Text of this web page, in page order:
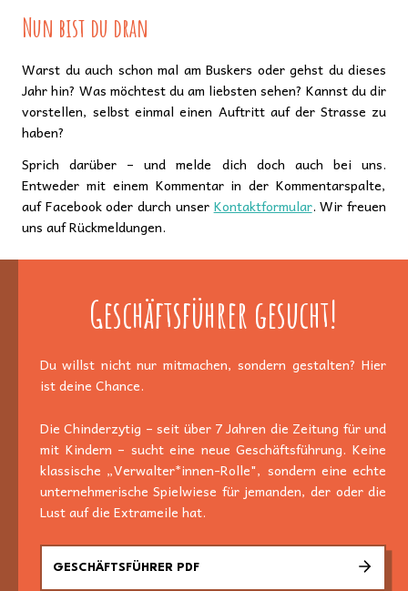
Nun bist du dran
Warst du auch schon mal am Buskers oder gehst du dieses
Jahr hin? Was möchtest du am liebsten sehen? Kannst du dir
vorstellen, selbst einmal einen Auftritt auf der Strasse zu
haben?
Sprich darüber – und melde dich doch auch bei uns.
Entweder mit einem Kommentar in der Kommentarspalte,
auf Facebook oder durch unser Kontaktformular. Wir freuen
uns auf Rückmeldungen.
Geschäftsführer gesucht!
Du willst nicht nur mitmachen, sondern gestalten? Hier
ist deine Chance.
Die Chinderzytig – seit über 7 Jahren die Zeitung für und
mit Kindern – sucht eine neue Geschäftsführung. Keine
klassische „Verwalter*innen-Rolle", sondern eine echte
unternehmerische Spielwiese für jemanden, der oder die
Lust auf die Extrameile hat.
GESCHÄFTSFÜHRER PDF